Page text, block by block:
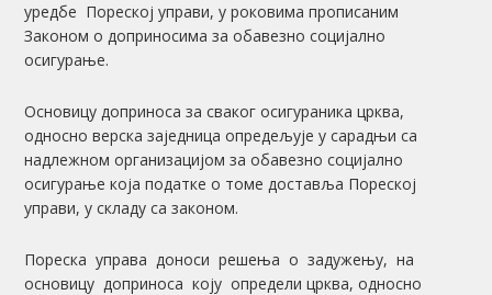
уредбе Пореској управи, у роковима прописаним
Законом о доприносима за обавезно социјално
осигурање.
Основицу доприноса за сваког осигураника црква,
односно верска заједница опредељује у сарадњи са
надлежном организацијом за обавезно социјално
осигурање која податке о томе доставља Пореској
управи, у складу са законом.
Пореска управа доноси решења о задужењу, на
основицу доприноса коју определи црква, односно